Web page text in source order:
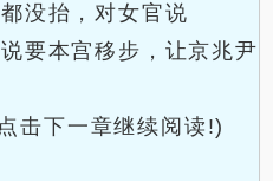
没抬，对女官说
要本宫移步，让京兆尹
击下一章继续阅读!)